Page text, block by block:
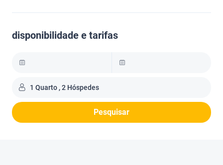
disponibilidade e tarifas
1 Quarto , 2 Hóspedes
Pesquisar